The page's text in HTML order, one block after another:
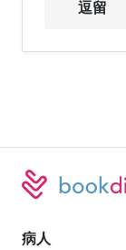
逗留
病人